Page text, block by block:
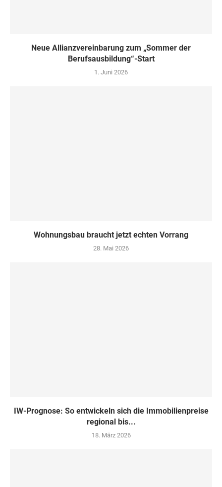
Neue Allianzvereinbarung zum „Sommer der
Berufsausbildung“-Start
1. Juni 2026
Wohnungsbau braucht jetzt echten Vorrang
28. Mai 2026
IW-Prognose: So entwickeln sich die Immobilienpreise
regional bis...
18. März 2026